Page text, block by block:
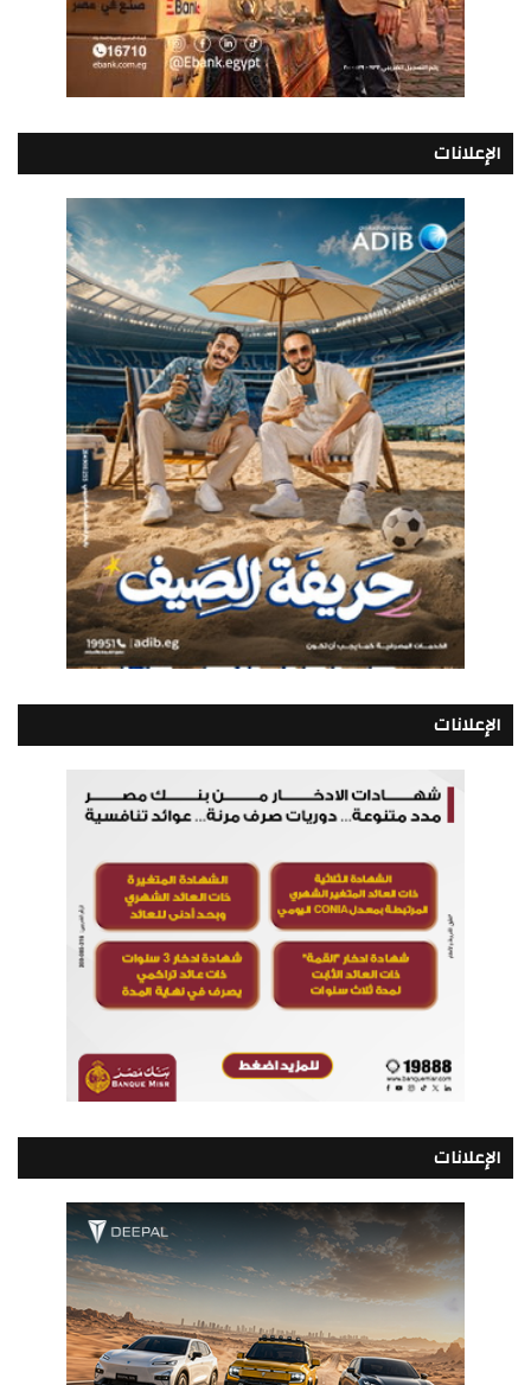
الإعلانات
الإعلانات
الإعلانات